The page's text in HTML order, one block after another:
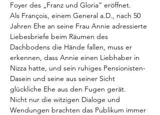
Foyer des „Franz und Gloria“ eröffnet.
Als François, einem General a.D., nach 50
Jahren Ehe an seine Frau Annie adressierte
Liebesbriefe beim Räumen des
Dachbodens die Hände fallen, muss er
erkennen, dass Annie einen Liebhaber in
Nizza hatte, und sein ruhiges Pensionisten-
Dasein und seine aus seiner Sicht
glückliche Ehe aus den Fugen gerät.
Nicht nur die witzigen Dialoge und
Wendungen brachten das Publikum immer